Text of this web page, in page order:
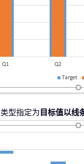
型指定为 目标值以线